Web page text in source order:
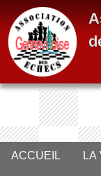
ACCUEIL LA
Panneau de